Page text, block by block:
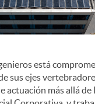
está
sus ejes
actuación más allá